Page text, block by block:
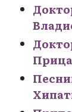
Прица